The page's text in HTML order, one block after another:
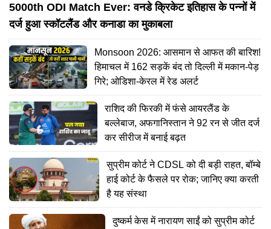
5000th ODI Match Ever: वनडे क्रिकेट इतिहास के पन्नों में
दर्ज हुआ स्कॉटलैंड और कनाडा का मुकाबला
Monsoon 2026: आसमान से आफत की बारिश!
हिमाचल में 162 सड़कें बंद तो दिल्ली में मकान-पेड़
गिरे; ओडिशा-केरल में रेड अलर्ट
राशिद की फिरकी में फंसे आयरलैंड के
बल्लेबाज, अफगानिस्तान ने 92 रन से जीत दर्ज
कर सीरीज में बनाई बढ़त
सुप्रीम कोर्ट ने CDSL को दी बड़ी राहत, बॉम्बे
हाई कोर्ट के फैसले पर रोक; जानिए क्या करती
है यह संस्था
दुष्कर्म केस में नारायण साईं को सुप्रीम कोर्ट